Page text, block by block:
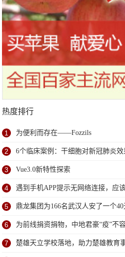
热度排行
1 为便利而存在——Fozzils
2 6个临床案例：干细胞对新冠肺炎
究
3 Vue3.0新特性探索
4 遇到手机APP提示无网络连接，应
5 鼎龙集团为166名武汉人安了一个40
6 为前线捐资捐物，中地君豪“疫”不容
7 楚雄天立学校落地，助力楚雄教育